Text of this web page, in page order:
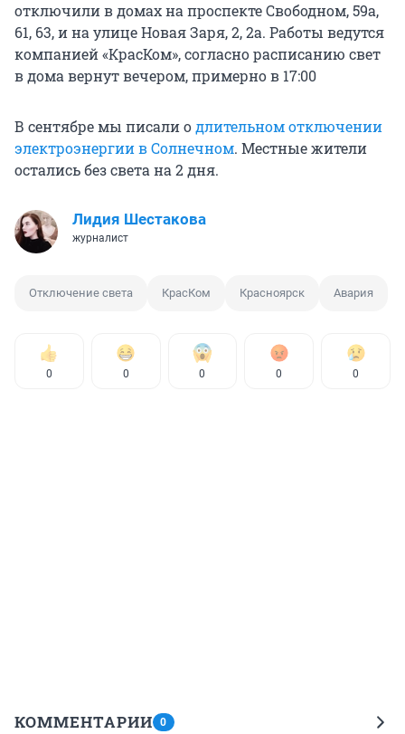
отключили в домах на проспекте Свободном, 59а,
61, 63, и на улице Новая Заря, 2, 2а. Работы ведутся
компанией «КрасКом», согласно расписанию свет
в дома вернут вечером, примерно в 17:00
В сентябре мы писали одлительном отключении
электроэнергии в Солнечном. Местные жители
остались без света на 2 дня.
Лидия Шестакова
журналист
Отключение света КрасКом Красноярск Авария
0 0 0 0 0
КОММЕНТАРИИ 0